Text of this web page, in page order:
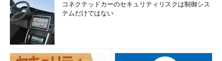
コネクテッドカーのセキュリティリスクは制御シス
テムだけではない